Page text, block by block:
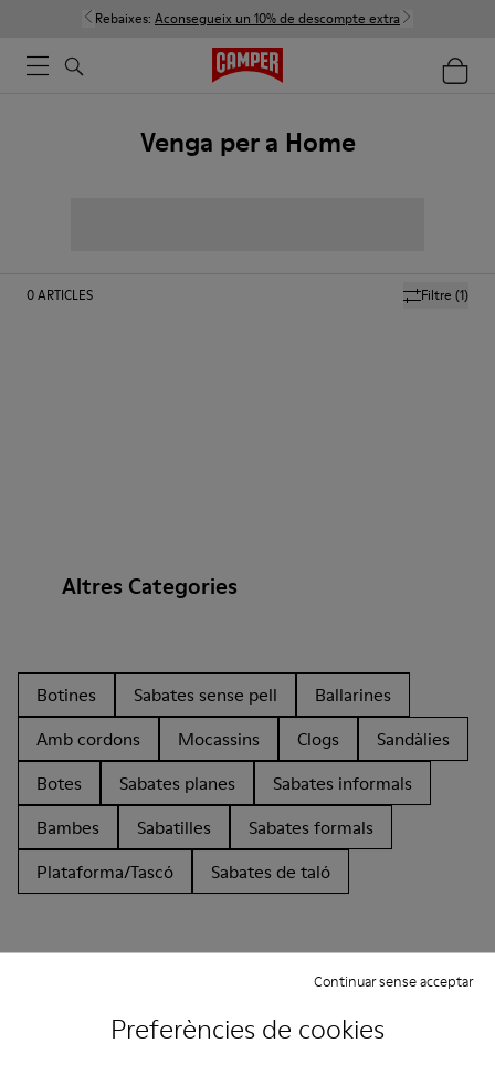
Preferències de cookies
Continuar sense acceptar
Rebaixes: Aconsegueix un 10% de descompte extra
Venga per a Home
Filtre (1)
0ARTICLES
Altres Categories
Botines Sabates sense pell
Ballarines
Amb cordons
Mocassins Clogs
Sandàlies
Botes
Sabates planes
Sabates informals
Bambes
Sabatilles
Sabates formals
Plataforma/Tascó
Sabates de taló